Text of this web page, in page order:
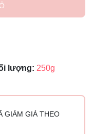
lượng: 250g
GIẢM GIÁ THEO